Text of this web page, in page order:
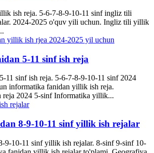
ish reja. 5-6-7-8-9-10-11 sinf ingliz tili
2024-2025 o'quv yili uchun. Ingliz tili yillik
5-11 sinf ish reja
11 sinf ish reja. 5-6-7-8-9-10-11 sinf 2024
informatika fanidan yillik ish reja.
2024 5-sinf Informatika yillik...
8-9-10-11 sinf yillik ish rejalar
9-10-11 sinf yillik ish rejalar. 8-sinf 9-sinf 10-